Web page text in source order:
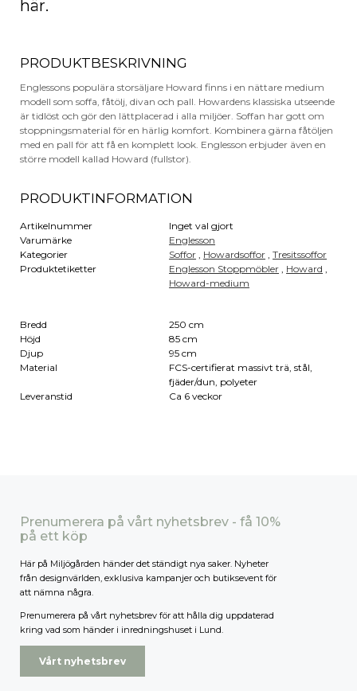
här.
PRODUKTBESKRIVNING
Englessons populära storsäljare Howard finns i en nättare medium
modell som soffa, fåtölj, divan och pall. Howardens klassiska utseende
är tidlöst och gör den lättplacerad i alla miljöer. Soffan har gott om
stoppningsmaterial för en härlig komfort. Kombinera gärna fåtöljen
med en pall för att få en komplett look. Englesson erbjuder även en
större modell kallad Howard (fullstor).
PRODUKTINFORMATION
Artikelnummer
Inget val gjort
Varumärke
Englesson
Kategorier
Soffor Howardsoffor ,Tresitssoffor
Produktetiketter
Englesson Stoppmöbler Howard
Howard-medium
Bredd
250 cm
Höjd
85 cm
Djup
95 cm
Material
FCS-certifierat massivt trä, stål,
fjäder/dun, polyeter
Leveranstid
Ca 6 veckor
Prenumerera på vårt nyhetsbrev - få 10%
på ett köp
Här på Miljögården händer det ständigt nya saker. Nyheter
från designvärlden, exklusiva kampanjer och butiksevent för
att nämna några.
Prenumerera på vårt nyhetsbrev för att hålla dig uppdaterad
kring vad som händer i inredningshuset i Lund.
Vårt nyhetsbrev